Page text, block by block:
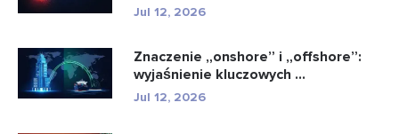
Jul 12, 2026
Znaczenie „onshore” i „offshore”:
wyjaśnienie kluczowych ...
Jul 12, 2026